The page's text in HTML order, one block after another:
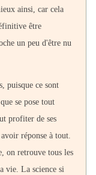
ainsi, car cela
être
un peu d'être nu
puisque ce sont
se pose tout
profiter de ses
réponse à tout.
on retrouve tous les
vie. La science si